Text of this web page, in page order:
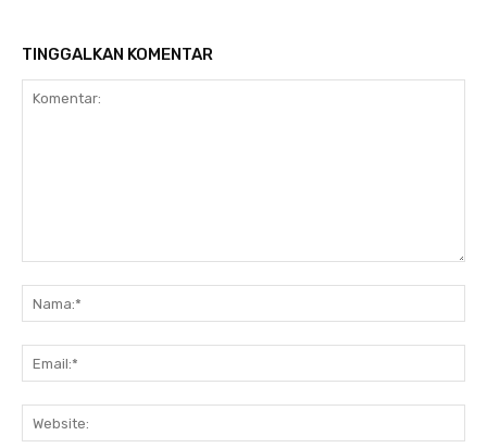
TINGGALKAN KOMENTAR